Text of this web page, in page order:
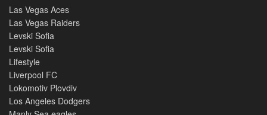
Las Vegas Aces
Las Vegas Raiders
Levski Sofia
Levski Sofia
Lifestyle
Liverpool FC
Lokomotiv Plovdiv
Los Angeles Dodgers